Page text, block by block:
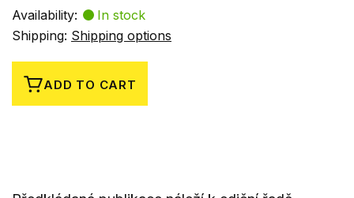
Availability:
In stock
Shipping: Shipping options
ADD TO CART